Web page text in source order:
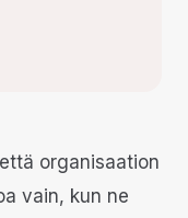
organisaation
vain, kun ne